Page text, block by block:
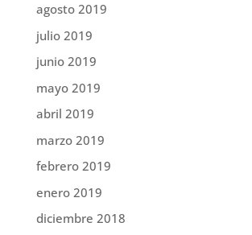
agosto 2019
julio 2019
junio 2019
mayo 2019
abril 2019
marzo 2019
febrero 2019
enero 2019
diciembre 2018